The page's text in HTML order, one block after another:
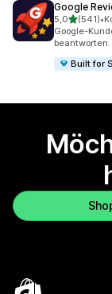
Google
5,0von 5
(541)
541 •
Google-
beantworten.
Built for